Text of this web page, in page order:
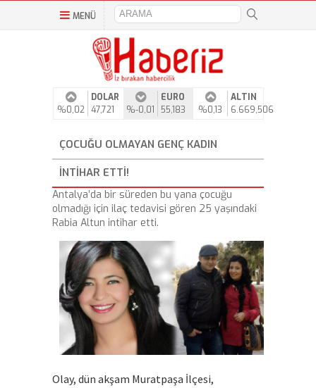
MENÜ
%0,02
DOLAR
47,721
%-0,01
EURO
55,183
%0,13
ALTIN
6.669,506
ÇOCUĞU OLMAYAN GENÇ KADIN
INTIHAR ETTI!
Antalya’da bir süreden bu yana çocuğu
olmadığı için ilaç tedavisi gören 25 yaşındaki
Rabia Altun intihar etti.
Olay, dün akşam Muratpaşa İlçesi,